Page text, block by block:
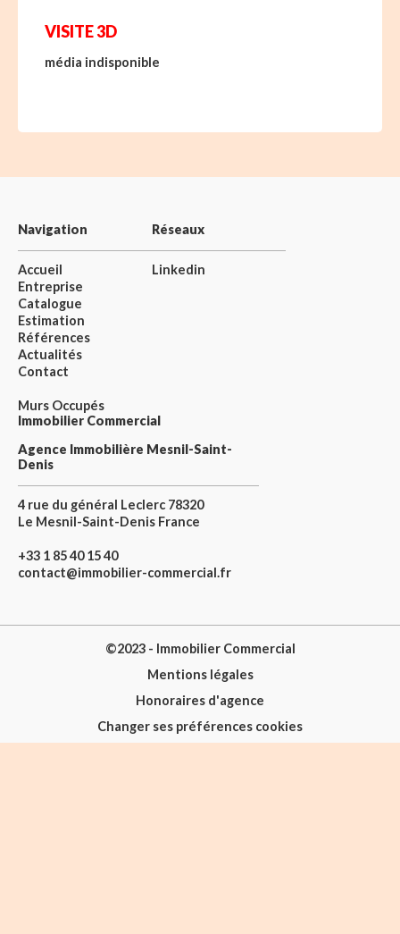
VISITE 3D
média indisponible
Navigation
Accueil
Entreprise
Catalogue
Estimation
Références
Actualités
Contact
Murs Occupés
Réseaux
Linkedin
Immobilier Commercial
Agence Immobilière Mesnil-Saint-
Denis
4 rue du général Leclerc 78320
Le Mesnil-Saint-Denis France
+33 1 85 40 15 40
contact@immobilier-commercial.fr
©2023 - Immobilier Commercial
Mentions légales
Honoraires d'agence
Changer ses préférences cookies